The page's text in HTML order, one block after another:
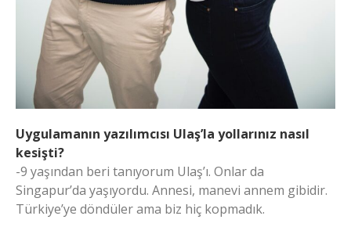
Uygulamanın yazılımcısı Ulaş’la yollarınız nasıl
kesişti?
-9 yaşından beri tanıyorum Ulaş’ı. Onlar da
Singapur’da yaşıyordu. Annesi, manevi annem gibidir.
Türkiye’ye döndüler ama biz hiç kopmadık.